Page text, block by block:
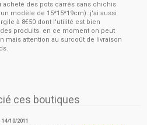
acheté des pots carrés sans chichis
modèle de 15*15*19cm). j'ai aussi
à 8€50 dont l'utilité est bien
produits. en ce moment on peut
mais attention au surcoût de livraison
ces boutiques
14/10/2011